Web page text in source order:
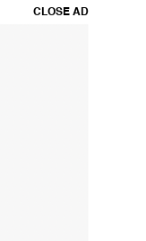
CLOSE AD